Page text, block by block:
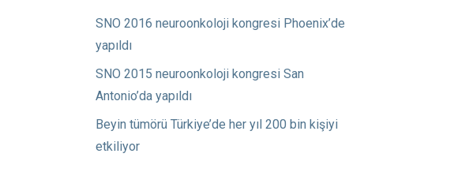
SNO 2016 neuroonkoloji kongresi Phoenix’de
yapıldı
SNO 2015 neuroonkoloji kongresi San
Antonio’da yapıldı
Beyin tümörü Türkiye’de her yıl 200 bin kişiyi
etkiliyor